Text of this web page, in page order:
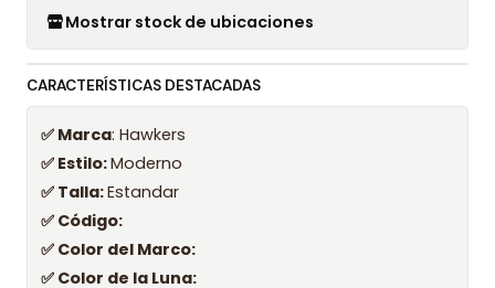
Mostrar stock de ubicaciones
CARACTERÍSTICAS DESTACADAS
✅ Marca: Hawkers
✅ Estilo:Moderno
✅ Talla:Estandar
✅ Código:
✅ Color del Marco:
✅ Color de la Luna: